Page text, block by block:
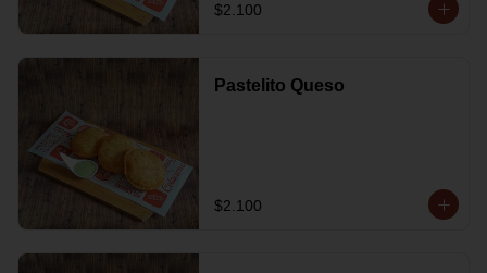
$2.100
Pastelito Queso
$2.100